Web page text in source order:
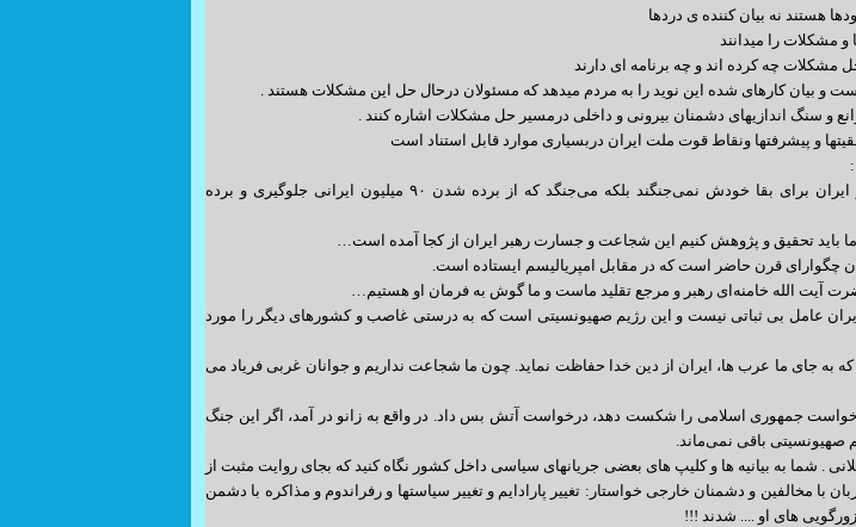
• یکی از تحلیلگران آمریکایی می‌گفت رهبر ایران برای بقا خودش نمی‌جنگند بلکه می‌جنگد که از برده شدن ۹۰ میلیون ایرانی جلوگیری و برده
باید تحقیق و پژوهش کنیم این شجاعت و جسارت رهبر ایران از کجا آمده است…
چگوارای قرن حاضر است که در مقابل امپریالیسم ایستاده است.
آیت الله خامنه‌ای رهبر و مرجع تقلید ماست و ما گوش به فرمان او هستیم…
عامل بی ثباتی نیست و این رژیم صهیونسیتی است که به درستی غاصب و کشورهای دیگر را مورد
به جای ما عرب ها، ایران از دین خدا حفاظت نماید. چون ما شجاعت نداریم و جوانان غربی فریاد می
جمهوری اسلامی را شکست دهد، درخواست آتش بس داد. در واقع به زانو در آمد، اگر این جنگ
صهیونسیتی باقی نمی‌ماند.
. شما به بیانیه ها و کلیپ های بعضی جریانهای سیاسی داخل کشور نگاه کنید که بجای روایت مثبت از
با مخالفین و دشمنان خارجی خواستار: تغییر پارادایم و تغییر سیاستها و رفراندوم و مذاکره با دشمن
های او .... شدند !!!